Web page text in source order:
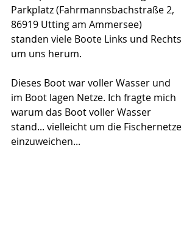
Parkplatz (Fahrmannsbachstraße 2,
86919 Utting am Ammersee)
standen viele Boote Links und Rechts
um uns herum.
Dieses Boot war voller Wasser und
im Boot lagen Netze. Ich fragte mich
warum das Boot voller Wasser
stand... vielleicht um die Fischernetze
einzuweichen...